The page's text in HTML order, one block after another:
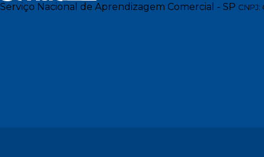
Serviço Nacional de Aprendizagem Comercial - SP